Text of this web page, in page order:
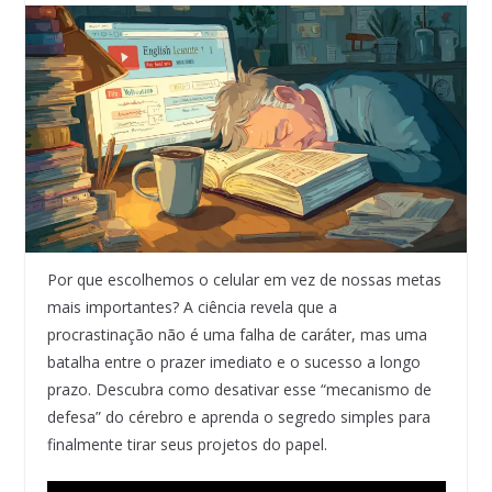
Por que escolhemos o celular em vez de nossas metas
mais importantes? A ciência revela que a
procrastinação não é uma falha de caráter, mas uma
batalha entre o prazer imediato e o sucesso a longo
prazo. Descubra como desativar esse “mecanismo de
defesa” do cérebro e aprenda o segredo simples para
finalmente tirar seus projetos do papel.